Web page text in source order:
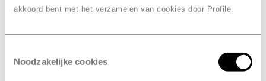
akkoord bent met het verzamelen van cookies door Profile.
Noodzakelijke cookies
Plaats*